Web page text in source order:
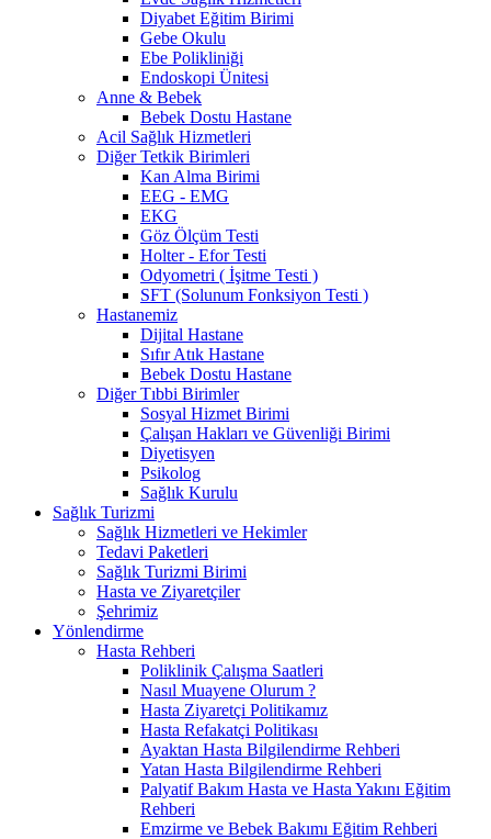
Diyabet Eğitim Birimi
Gebe Okulu
Ebe Polikliniği
Endoskopi Ünitesi
Anne & Bebek
Bebek Dostu Hastane
Acil Sağlık Hizmetleri
Diğer Tetkik Birimleri
Kan Alma Birimi
EEG - EMG
EKG
Göz Ölçüm Testi
Holter - Efor Testi
Odyometri ( İşitme Testi )
SFT (Solunum Fonksiyon Testi )
Hastanemiz
Dijital Hastane
Sıfır Atık Hastane
Bebek Dostu Hastane
Diğer Tıbbi Birimler
Sosyal Hizmet Birimi
Çalışan Hakları ve Güvenliği Birimi
Diyetisyen
Psikolog
Sağlık Kurulu
Sağlık Turizmi
Sağlık Hizmetleri ve Hekimler
Tedavi Paketleri
Sağlık Turizmi Birimi
Hasta ve Ziyaretçiler
Şehrimiz
Yönlendirme
Hasta Rehberi
Poliklinik Çalışma Saatleri
Nasıl Muayene Olurum ?
Hasta Ziyaretçi Politikamız
Hasta Refakatçi Politikası
Ayaktan Hasta Bilgilendirme Rehberi
Yatan Hasta Bilgilendirme Rehberi
Palyatif Bakım Hasta ve Hasta Yakını Eğitim
Rehberi
Emzirme ve Bebek Bakımı Eğitim Rehberi